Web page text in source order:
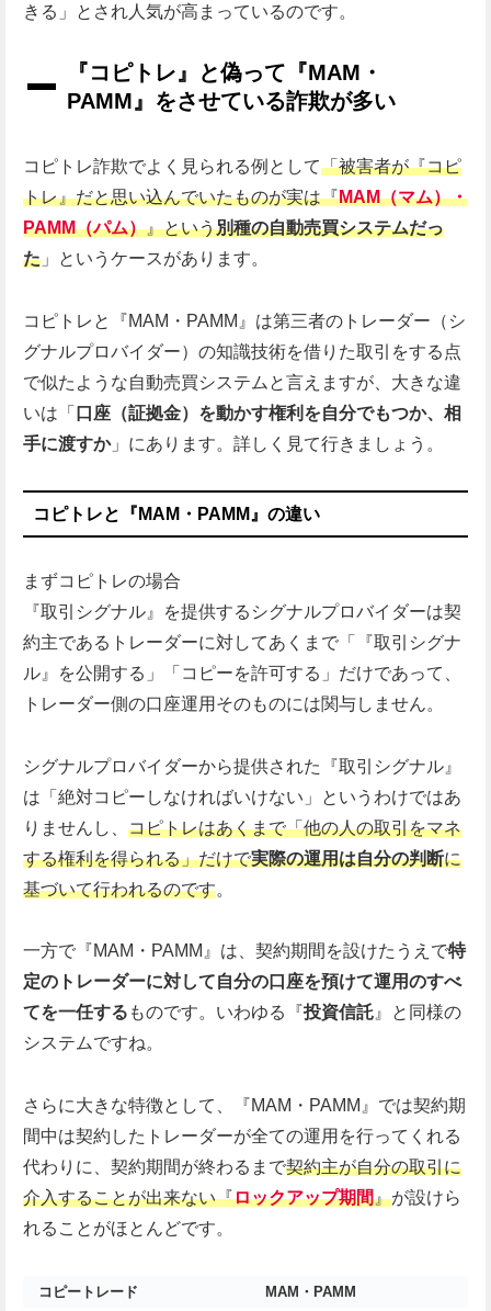
きる」とされ人気が高まっているのです。
『コピトレ』と偽って『MAM・
PAMM』をさせている詐欺が多い
コピトレ詐欺でよく見られる例として「被害者が『コピ
トレ』だと思い込んでいたものが実は『MAM（マム）・
PAMM（パム）』という別種の自動売買システムだっ
た」というケースがあります。
コピトレと『MAM・PAMM』は第三者のトレーダー（シ
グナルプロバイダー）の知識技術を借りた取引をする点
で似たような自動売買システムと言えますが、大きな違
いは「 口座（証拠金）を動かす権利を自分でもつか、相
手に渡すか」にあります。詳しく見て行きましょう。
コピトレと『MAM・PAMM』の違い
まずコピトレの場合
『取引シグナル』を提供するシグナルプロバイダーは契
約主であるトレーダーに対してあくまで「『取引シグナ
ル』を公開する」「コピーを許可する」だけであって、
トレーダー側の口座運用そのものには関与しません。
シグナルプロバイダーから提供された『取引シグナル』
は「絶対コピーしなければいけない」というわけではあ
りませんし、 コピトレはあくまで「他の人の取引をマネ
する権利を得られる」だけで実際の運用は自分の判断に
基づいて行われるのです。
一方で『MAM・PAMM』は、 契約期間を設けたうえで特
定のトレーダーに対して自分の口座を預けて運用のすべ
てを一任する ものです。いわゆる『投資信託』と同様の
システムですね。
さらに大きな特徴として、『MAM・PAMM』では契約期
間中は契約したトレーダーが全ての運用を行ってくれる
代わりに、契約期間が終わるまで契約主が自分の取引に
介入することが出来ない『ロックアップ期間』が設けら
れることがほとんどです。
コピートレード MAM・PAMM